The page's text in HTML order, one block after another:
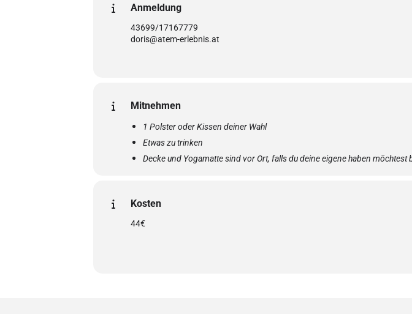
Anmeldung
43699/17167779
doris@atem-erlebnis.at
Mitnehmen
1 Polster oder Kissen deiner Wahl
Etwas zu trinken
Decke und Yogamatte sind vor Ort, falls du deine eigene haben möchtest
Kosten
44€